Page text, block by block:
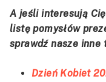
A jeśli interesują
listę pomysłów
sprawdź nasze
Dzień Kobiet